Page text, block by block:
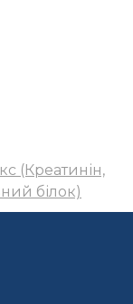
(Креатинін,
білок)